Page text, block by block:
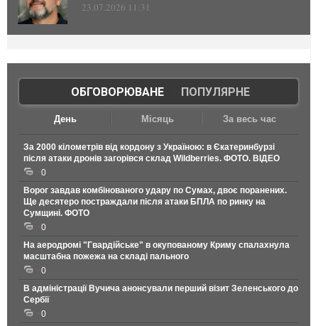
23.07.2026 11:31
ОБГОВОРЮВАНЕ| ПОПУЛЯРНЕ
День Місяць За весь час
За 2000 кілометрів від кордону з Україною: в Єкатеринбурзі
після атаки дронів загорівся склад Wildberries. ФОТО. ВІДЕО
0
Ворог завдав комбінованого удару по Сумах, двоє поранених.
Ще десятеро постраждали після атаки БПЛА по ринку на
Сумщині. ФОТО
0
На аеродромі "Гвардійське" в окупованому Криму спалахнула
масштабна пожежа на складі пального
0
В адміністрації Вучича анонсували перший візит Зеленського до
Сербії
0